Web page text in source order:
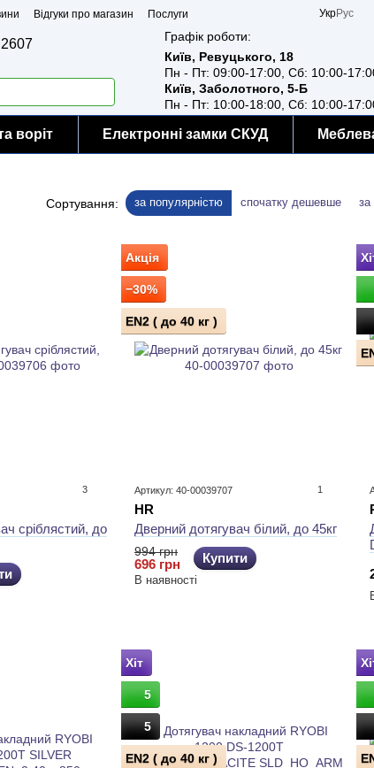
Відгуки про магазин
Послуги
УкрРус
Графік роботи:
Київ, Ревуцького, 18
Пн - Пт: 09:00-17:00, Сб: 10:00-
Київ, Заболотного, 5-Б
Пн - Пт: 10:00-18:00, Сб: 10:00-
воріт Електронні замки СКУД
Сортування: за популярністю спочатку дешевше за
3
сріблястий, до
Акція
−30%
EN2 ( до 40 кг )
Артикул: 40-00039707 1
HR
Дверний дотягувач білий, до 45кг
994 грн
696 грн Купити
В наявності
Хіт
5
5
EN2 ( до 40 кг )